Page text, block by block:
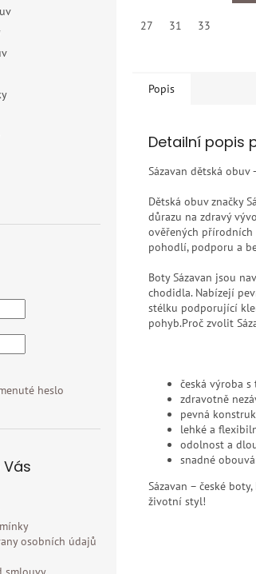
heslo
osobních údajů
27 31 33
Popis
Detailní popis
Sázavan dětská obuv
Dětská obuv značky
důrazu na zdravý
ověřených
pohodlí, podporu a
Boty Sázavan jsou
chodidla. Nabízejí
stélku podporující
pohyb.Proč zvolit
česká výroba
zdravotně
pevná
lehké a
odolnost a
snadné
Sázavan – české
životní styl!